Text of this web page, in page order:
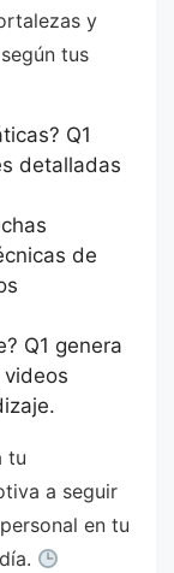
y
tus
Q1
detalladas
de
Q1 genera
tu
a seguir
en tu